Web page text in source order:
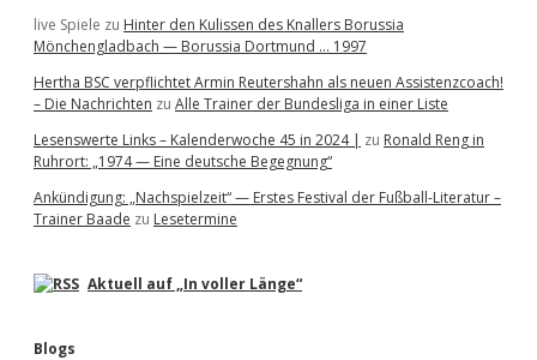
live Spiele zu Hinter den Kulissen des Knallers Borussia
Mönchengladbach — Borussia Dortmund … 1997
Hertha BSC verpflichtet Armin Reutershahn als neuen Assistenzcoach!
– Die Nachrichten zu Alle Trainer der Bundesliga in einer Liste
Lesenswerte Links – Kalenderwoche 45 in 2024 | zu Ronald Reng in
Ruhrort: „1974 — Eine deutsche Begegnung“
Ankündigung: „Nachspielzeit“ — Erstes Festival der Fußball-Literatur –
Trainer Baade zu Lesetermine
Aktuell auf „In voller Länge“
Blogs